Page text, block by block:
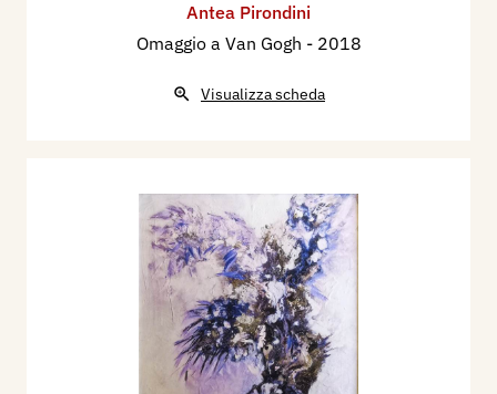
Antea Pirondini
Omaggio a Van Gogh - 2018
Visualizza scheda